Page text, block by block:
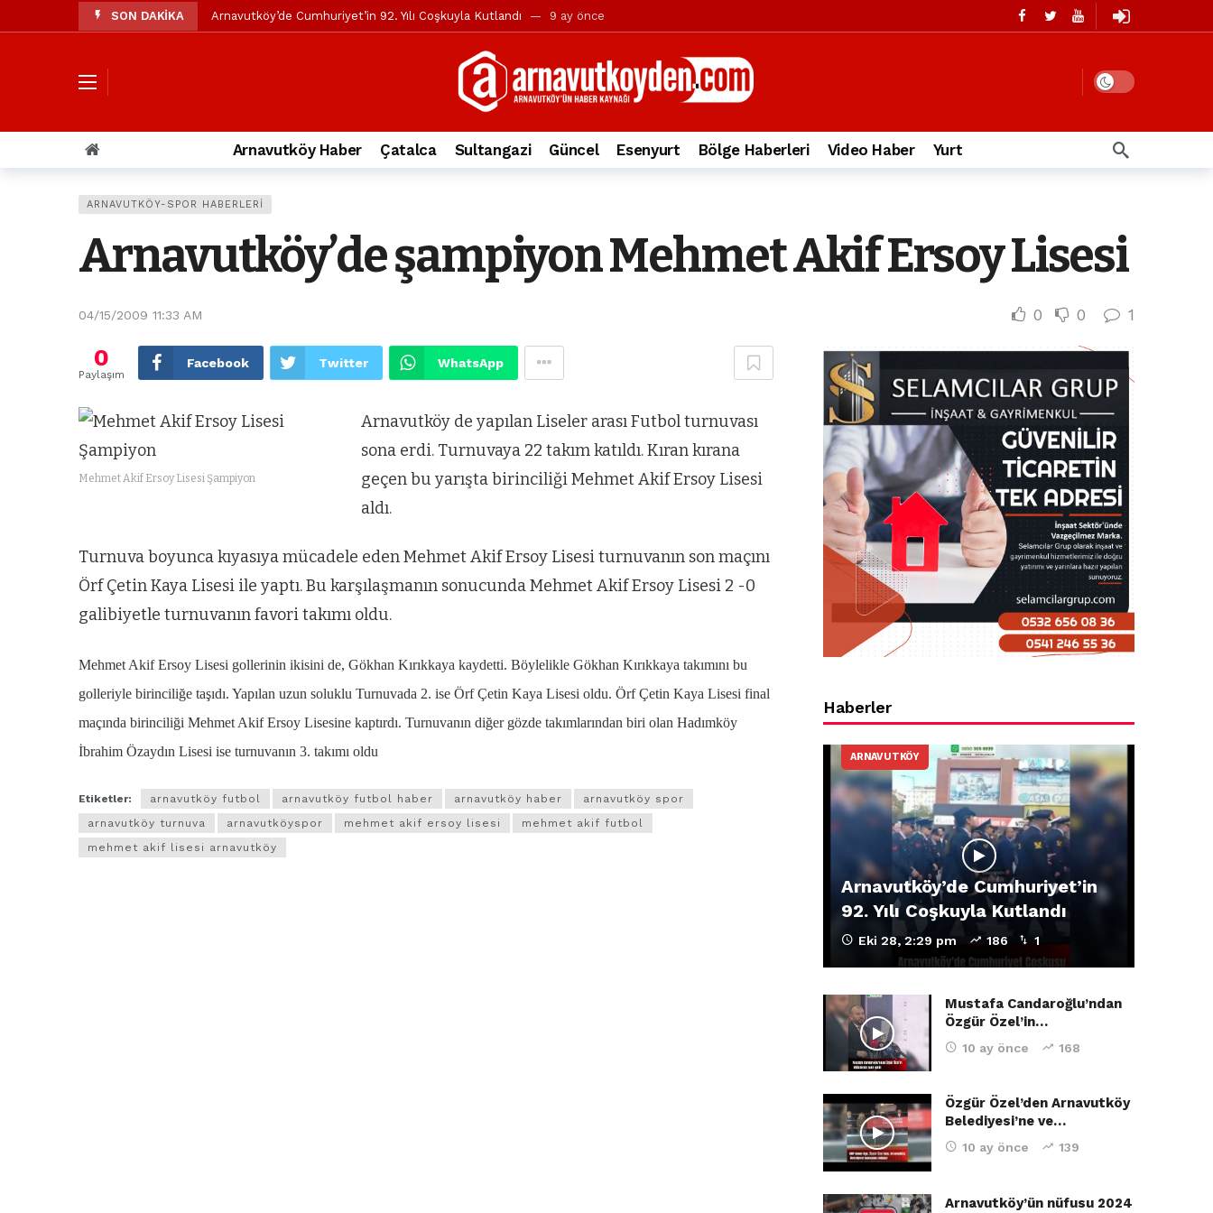
SON DAKİKA Arnavutköy’de Cumhuriyet’in 92. Yılı Coşkuyla Kutlandı 9 ay önce
Özgür Özel’den Arnavutköy Belediyesi’ne ve Mustafa Candaroğlu’na yönelik suçlamalar 10 ay önce
Arnavutköy’ün nüfusu 2024 yılında 344.868’e ulaştı 2 yıl önce
Arnavutköy Taşoluk’ta seyir halindeki otomobil alev alev yandı. 2 yıl önce
Arnavutköy İmrahor Mahallesi sakinleri protesto gösterisi düzenledi 2 yıl önce
Toprak kaydı: 3 hafriyat kamyonu birbirlerinin üzerine devrildi
İstanbul Havalimanı yolundaki kazada, taksideki yolcu öldü 3 yıl önce
Arnavutkoy Belediyesi’ne su baskını tepkisi 3 yıl önce
Arnavutköy Haber Çatalca Sultangazi Güncel Esenyurt Bölge Haberleri Video Haber Yurt
ARNAVUTKÖY-SPOR HABERLERI
Arnavutköy’de şampiyon Mehmet Akif Ersoy Lisesi
04/15/2009 11:33 AM 0 0 1
0
Paylaşım
Facebook Twitter WhatsApp
Mehmet Akif Ersoy Lisesi Şampiyon
Arnavutköy de yapılan Liseler arası Futbol turnuvası
sona erdi. Turnuvaya 22 takım katıldı. Kıran kırana
geçen bu yarışta birinciliği Mehmet Akif Ersoy Lisesi
aldı.
Turnuva boyunca kıyasıya mücadele eden Mehmet Akif Ersoy Lisesi turnuvanın son maçını
Örf Çetin Kaya Lisesi ile yaptı. Bu karşılaşmanın sonucunda Mehmet Akif Ersoy Lisesi 2 -0
galibiyetle turnuvanın favori takımı oldu.
Mehmet Akif Ersoy Lisesi gollerinin ikisini de, Gökhan Kırıkkaya kaydetti. Böylelikle Gökhan Kırıkkaya takımını bu
golleriyle birinciliğe taşıdı. Yapılan uzun soluklu Turnuvada 2. ise Örf Çetin Kaya Lisesi oldu. Örf Çetin Kaya Lisesi final
maçında birinciliği Mehmet Akif Ersoy Lisesine kaptırdı. Turnuvanın diğer gözde takımlarından biri olan Hadımköy
İbrahim Özaydın Lisesi ise turnuvanın 3. takımı oldu
Etiketler: arnavutköy futbol arnavutköy futbol haber arnavutköy haber
arnavutköy spor
arnavutköy turnuva
arnavutköyspor mehmet akif ersoy lisesi
mehmet akif futbol
mehmet akif lisesi arnavutköy
Haberler
ARNAVUTKÖY
Arnavutköy’de Cumhuriyet’in
92. Yılı Coşkuyla Kutlandı
Eki 28, 2:29 pm 186 1
Mustafa Candaroğlu’ndan
Özgür Özel’in…
10 ay önce 168
Özgür Özel’den Arnavutköy
Belediyesi’ne ve…
10 ay önce 139
Arnavutköy’ün nüfusu 2024